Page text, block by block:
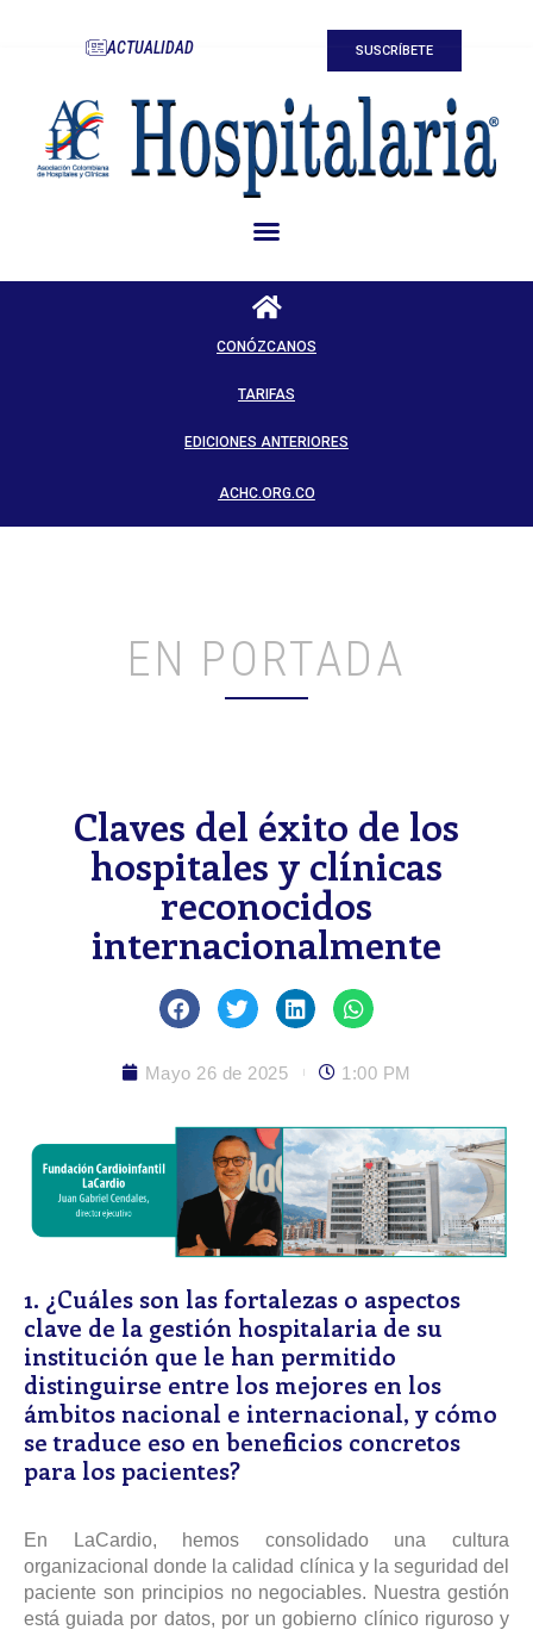
ACTUALIDAD SUSCRÍBETE
CONÓZCANOS
TARIFAS
EDICIONES ANTERIORES
ACHC.ORG.CO
EN PORTADA
Claves del éxito de los
hospitales y clínicas
reconocidos
internacionalmente
Mayo 26 de 2025 1:00 PM
1. ¿Cuáles son las fortalezas o aspectos
clave de la gestión hospitalaria de su
institución que le han permitido
distinguirse entre los mejores en los
ámbitos nacional e internacional, y cómo
se traduce eso en beneficios concretos
para los pacientes?
En LaCardio, hemos consolidado una cultura
organizacional donde la calidad clínica y la seguridad del
paciente son principios no negociables. Nuestra gestión
está guiada por datos, por un gobierno clínico riguroso y